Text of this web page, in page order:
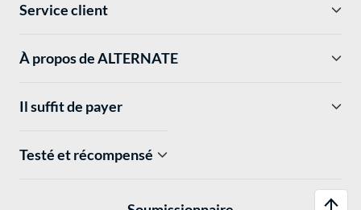
Service client
À propos de ALTERNATE
Il suffit de payer
Testé et récompensé